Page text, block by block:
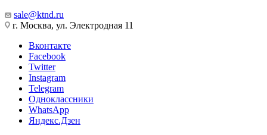
sale@ktnd.ru
г. Москва, ул. Электродная 11
Вконтакте
Facebook
Twitter
Instagram
Telegram
Одноклассники
WhatsApp
Яндекс.Дзен